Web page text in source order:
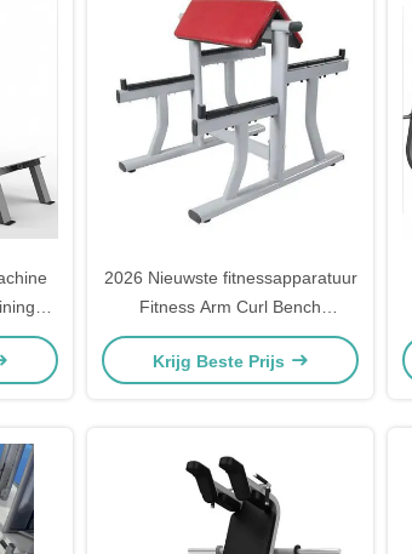
2026 Nieuwste fitnessapparatuur
Fitness Arm Curl Bench
Commerciële fitnessapparatuur
Preacher Curl Trainer voor
Krijg Beste Prijs